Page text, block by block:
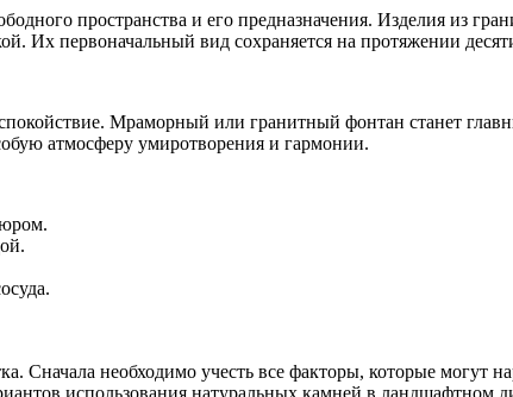
пространства и его предназначения. Изделия из
Их первоначальный вид сохраняется на протяжении
Мраморный или гранитный фонтан станет
атмосферу умиротворения и гармонии.
Сначала необходимо учесть все факторы, которые могут